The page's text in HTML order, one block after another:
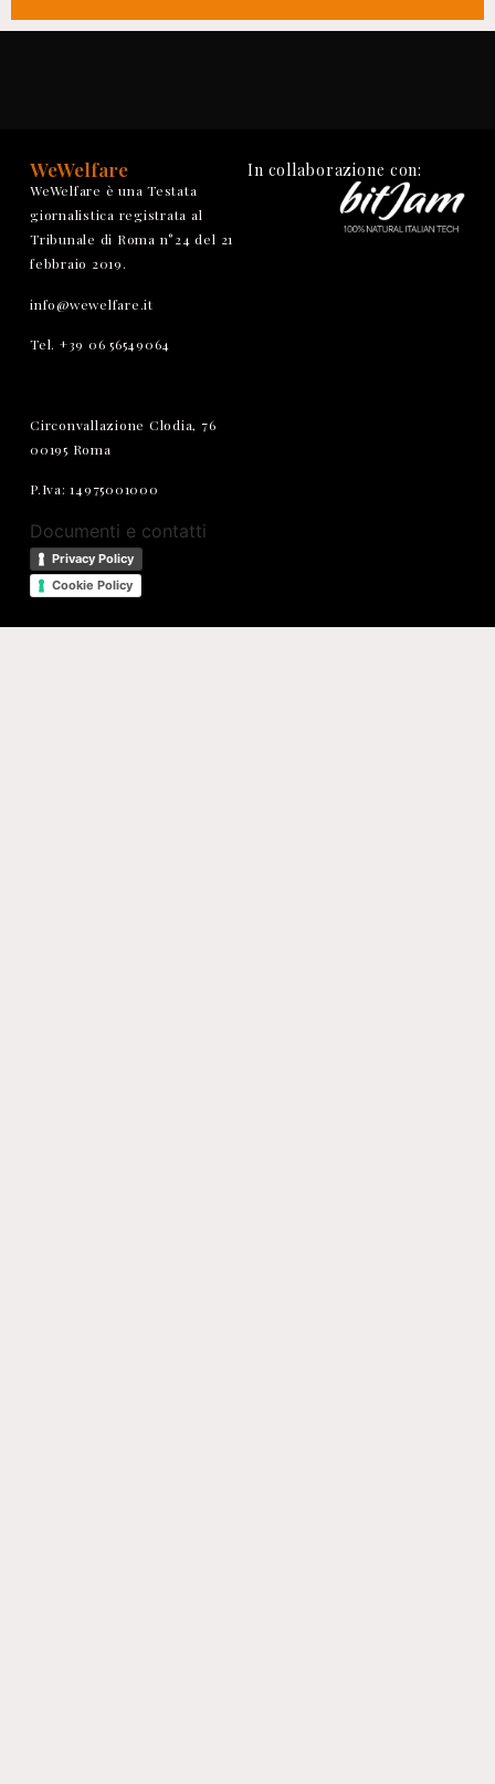
WeWelfare
WeWelfare è una Testata
giornalistica registrata al
Tribunale di Roma n°24 del 21
febbraio 2019.
info@wewelfare.it
Tel. +39 06 56549064
Circonvallazione Clodia, 76
00195 Roma
P.Iva: 14975001000
Documenti e contatti
Privacy Policy
Cookie Policy
In collaborazione con: